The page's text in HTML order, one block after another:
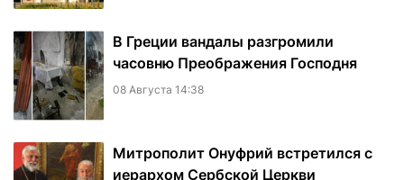
В Греции вандалы разгромили
часовню Преображения Господня
08 Августа 14:38
Митрополит Онуфрий встретился с
иерархом Сербской Церкви